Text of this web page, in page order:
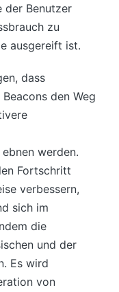
der Benutzer
zu
ausgereift ist.
dass
den Weg
werden.
Fortschritt
verbessern,
sich im
die
und der
Es wird
von